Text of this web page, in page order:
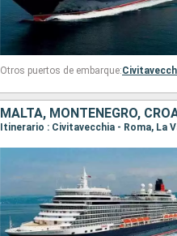
Otros puertos de embarque:
MALTA, MONTENEGRO,